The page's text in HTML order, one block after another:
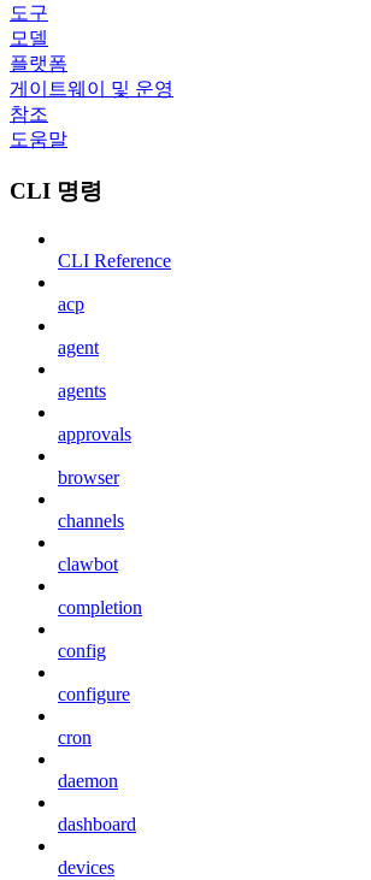
도구
모델
플랫폼
게이트웨이 및 운영
참조
도움말
CLI 명령
CLI Reference
acp
agent
agents
approvals
browser
channels
clawbot
completion
config
configure
cron
daemon
dashboard
devices